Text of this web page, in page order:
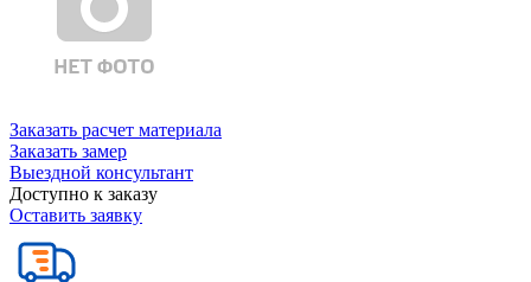
Заказать расчет материала
Заказать замер
Выездной консультант
Доступно к заказу
Оставить заявку